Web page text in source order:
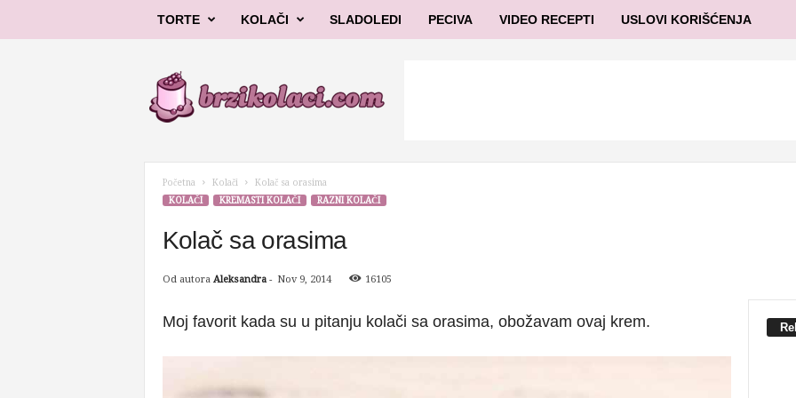
TORTE KOLAČI SLADOLEDI PECIVA VIDEO RECEPTI USLOVI KORIŠĆENJA
l
Početna Kolači
Kolač sa orasima
KOLAČI
KREMASTI KOLAČI RAZNI KOLAČI
Kolač sa orasima
Od autora Aleksandra- Nov 9, 2014 16105
Moj favorit kada su u pitanju kolači sa orasima, obožavam ovaj krem.